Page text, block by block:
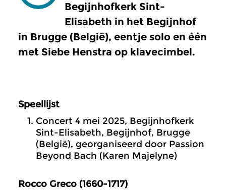
Begijnhofkerk Sint-
Elisabeth in het Begijnhof
in Brugge (België), eentje solo en één
met Siebe Henstra op klavecimbel.
Speellijst
Concert 4 mei 2025, Begijnhofkerk
Sint-Elisabeth, Begijnhof, Brugge
(België), georganiseerd door Passion
Beyond Bach (Karen Majelyne)
Rocco Greco (1660-1717)